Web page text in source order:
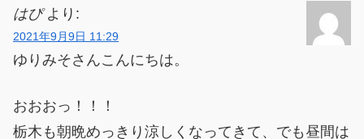
はぴ より:
2021年9月9日 11:29
ゆりみそさんこんにちは。
おおおっ！！！
栃木も朝晩めっきり涼しくなってきて、でも昼間は